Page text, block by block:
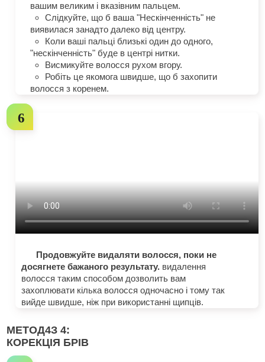
вашим великим і вказівним пальцем.
Слідкуйте, що б ваша "Нескінченність" не
виявилася занадто далеко від центру.
Коли ваші пальці близькі один до одного,
"нескінченність" буде в центрі нитки.
Висмикуйте волосся рухом вгору.
Робіть це якомога швидше, що б захопити
волосся з коренем.
Продовжуйте видаляти волосся, поки не
досягнете бажаного результату. видалення
волосся таким способом дозволить вам
захоплювати кілька волосся одночасно і тому так
вийде швидше, ніж при використанні щипців.
МЕТОД4З 4:
КОРЕКЦІЯ БРІВ